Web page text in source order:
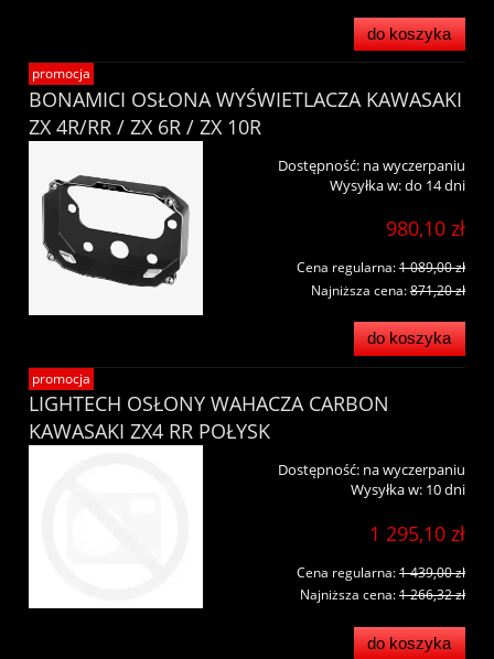
do koszyka
BONAMICI OSŁONA WYŚWIETLACZA KAWASAKI
ZX 4R/RR / ZX 6R / ZX 10R
Dostępność: na wyczerpaniu
Wysyłka w:do 14 dni
980,10 zł
Cena regularna:1 089,00 zł
Najniższa cena:871,20 zł
do koszyka
promocja
LIGHTECH OSŁONY WAHACZA CARBON
KAWASAKI ZX4 RR POŁYSK
Dostępność: na wyczerpaniu
Wysyłka w: 10 dni
1 295,10 zł
Cena regularna:1 439,00 zł
Najniższa cena:1 266,32 zł
do koszyka
promocja